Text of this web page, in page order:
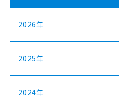
2026年
2025年
2024年